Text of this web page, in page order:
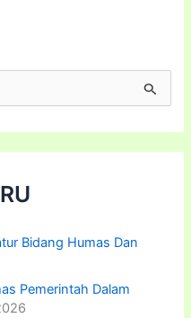
Bidang Humas Dan
Pemerintah Dalam